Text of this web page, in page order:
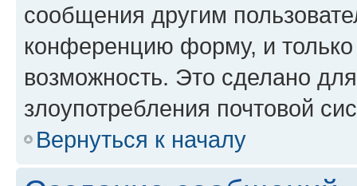
сообщения другим
конференцию форму, и
возможность. Это сделано
злоупотребления почтовой
Вернуться к началу